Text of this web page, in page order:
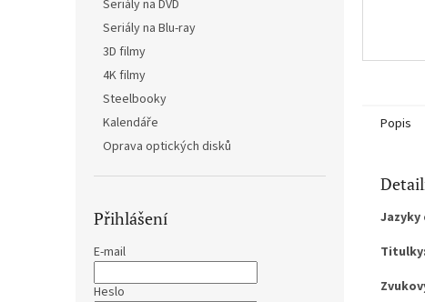
Seriály na DVD
Seriály na Blu-ray
3D filmy
4K filmy
Steelbooky
Kalendáře
Oprava optických disků
Přihlášení
E-mail
Heslo
Popis
Jazyky
Titulky: